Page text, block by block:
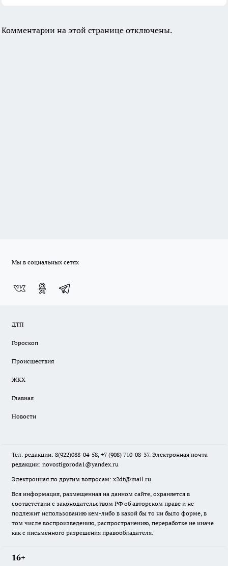
Комментарии на этой странице отключены.
Мы в социальных сетях
ДТП
Гороскоп
Происшествия
ЖКХ
Главная
Новости
Тел. редакции: 8(922)088-04-58, +7 (908) 710-08-37. Электронная почта
редакции: novostigoroda1@yandex.ru
Электронная по другим вопросам: x2dt@mail.ru
Вся информация, размещенная на данном сайте, охраняется в
соответствии с законодательством РФ об авторском праве и не
подлежит использованию кем-либо в какой бы то ни было форме, в
том числе воспроизведению, распространению, переработке не иначе
как с письменного разрешения правообладателя.
16+